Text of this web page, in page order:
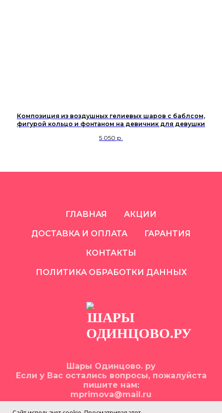
Композиция из воздушных гелиевых шаров с баблсом,
фигурой кольцо и фонтаном на девичник для девушки
5 050 р.
ГЛАВНАЯ АКЦИИ
ДОСТАВКА И ОПЛАТА ГАРАНТИЯ
КОНТАКТЫ
ПОЛИТИКА ОБРАБОТКИ ДАННЫХ
Шары Одинцово. ру
Если у Вас остались вопросы, пожалуйста
пишите нам:
mprimova@mail.ru